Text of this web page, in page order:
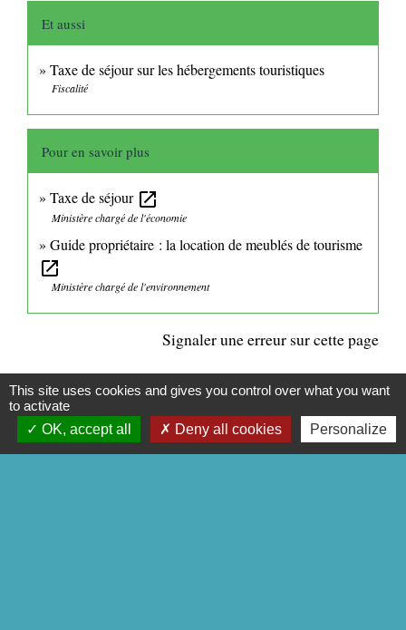
Et aussi
Taxe de séjour sur les hébergements touristiques
Fiscalité
Pour en savoir plus
Taxe de séjour open_in_new
Ministère chargé de l'économie
Guide propriétaire : la location de meublés de tourisme
open_in_new
Ministère chargé de l'environnement
Signaler une erreur sur cette page
CONTACTS
This site uses cookies and gives you control over what you want
to activate
OK, accept all
Deny all cookies Personalize